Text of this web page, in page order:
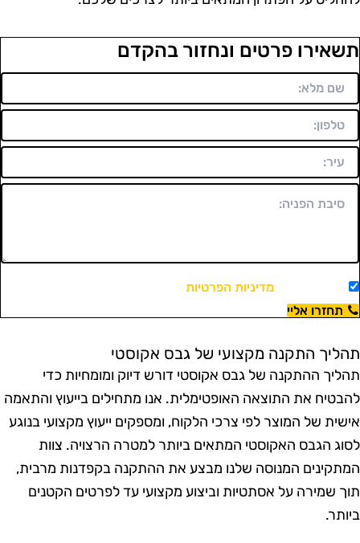
פרטים ונחזור בהקדם
מאשר/ת את מדיניות הפרטיותויצירת קשר.
תחזרו אליי
התקנה מקצועי של גבס אקוסטי
ההתקנה של גבס אקוסטי דורש דיוק ומומחיות כדי
את התוצאה האופטימלית. אנו מתחילים בייעוץ והתאמה
של המוצר לפי צרכי הלקוח, ומספקים ייעוץ מקצועי בנוגע
הגבס האקוסטי המתאים ביותר למטרה הרצויה. צוות
המנוסה שלנו מבצע את ההתקנה בקפדנות מרבית,
שמירה על אסתטיות וביצוע מקצועי עד לפרטים הקטנים